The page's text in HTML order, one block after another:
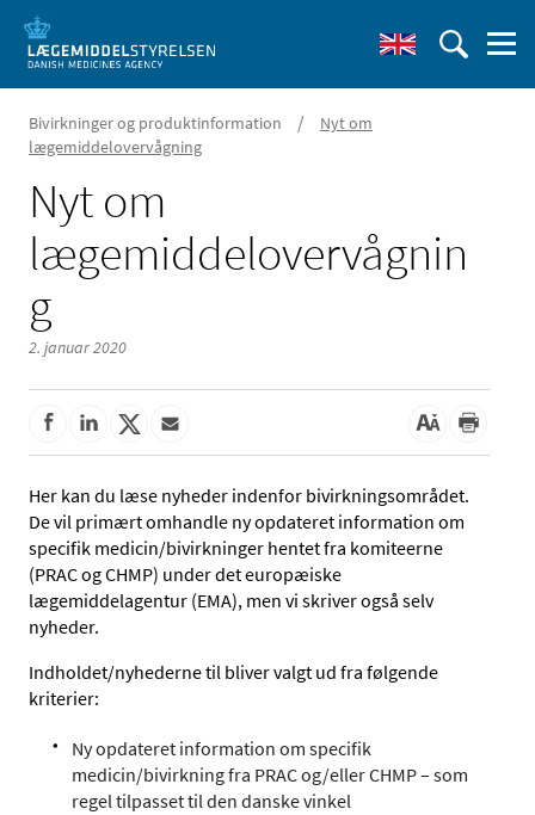
Bivirkninger og produktinformation /
Nyt om
lægemiddelovervågning
Nyt om
lægemiddelovervågnin
g
2. januar 2020
Her kan du læse nyheder indenfor bivirkningsområdet.
De vil primært omhandle ny opdateret information om
specifik medicin/bivirkninger hentet fra komiteerne
(PRAC og CHMP) under det europæiske
lægemiddelagentur (EMA), men vi skriver også selv
nyheder.
Indholdet/nyhederne til bliver valgt ud fra følgende
kriterier:
Ny opdateret information om specifik
medicin/bivirkning fra PRAC og/eller CHMP – som
regel tilpasset til den danske vinkel